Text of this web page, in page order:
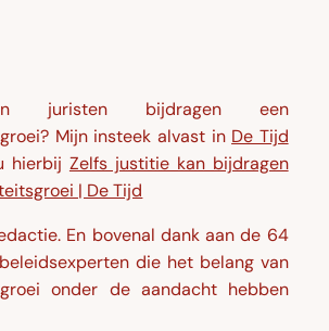
juristen bijdragen een
Mijn insteek alvast in De Tijd
hierbij Zelfs justitie kan bijdragen
| De Tijd
En bovenal dank aan de 64
die het belang van
onder de aandacht hebben